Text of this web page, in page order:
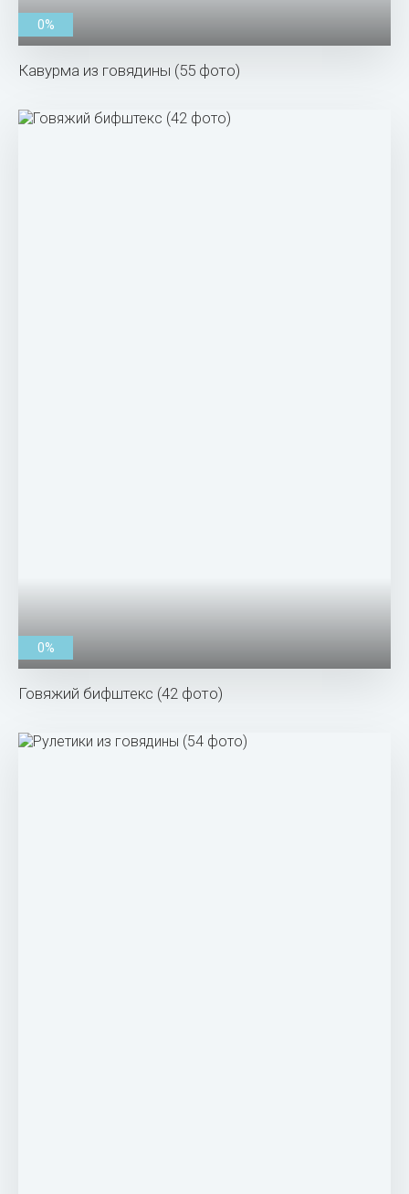
0%
Кавурма из говядины (55 фото)
0%
Говяжий бифштекс (42 фото)